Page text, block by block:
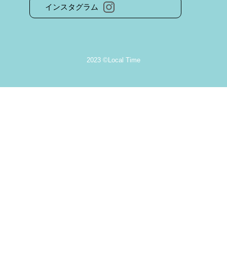
インスタグラム
2023 ©Local Time